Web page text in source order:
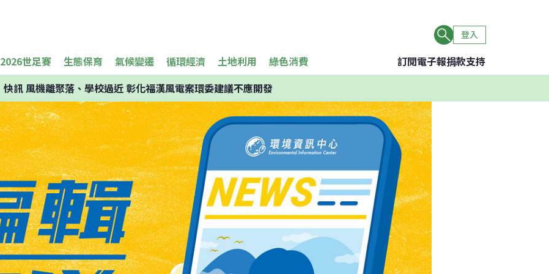
登入
2026世足賽 生態保育 氣候變遷 循環經濟 土地利用 綠色消費 訂閱電子報捐款支持
快訊風機離聚落、學校過近 彰化福漢風電案環委建議不應開發